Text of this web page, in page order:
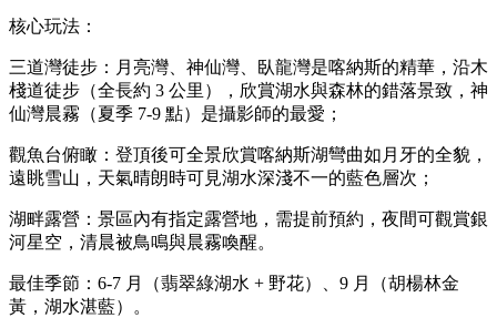
核心玩法：
三道灣徒步：月亮灣、神仙灣、臥龍灣是喀納斯的精華，沿木
棧道徒步（全長約 3 公里），欣賞湖水與森林的錯落景致，神
仙灣晨霧（夏季 7-9 點）是攝影師的最愛；
觀魚台俯瞰：登頂後可全景欣賞喀納斯湖彎曲如月牙的全貌，
遠眺雪山，天氣晴朗時可見湖水深淺不一的藍色層次；
湖畔露營：景區內有指定露營地，需提前預約，夜間可觀賞銀
河星空，清晨被鳥鳴與晨霧喚醒。
最佳季節：6-7 月（翡翠綠湖水 + 野花）、9 月（胡楊林金
黃，湖水湛藍）。